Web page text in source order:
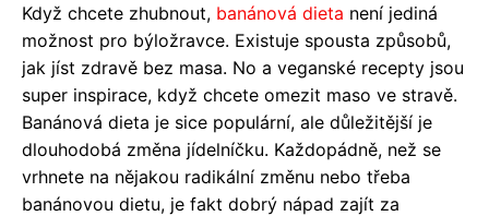
Když chcete zhubnout, banánová dieta není jediná
možnost pro býložravce. Existuje spousta způsobů,
jak jíst zdravě bez masa. No a veganské recepty jsou
super inspirace, když chcete omezit maso ve stravě.
Banánová dieta je sice populární, ale důležitější je
dlouhodobá změna jídelníčku. Každopádně, než se
vrhnete na nějakou radikální změnu nebo třeba
banánovou dietu, je fakt dobrý nápad zajít za